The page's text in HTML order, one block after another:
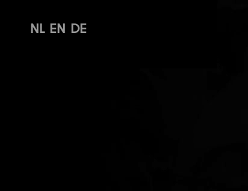
NL EN DE